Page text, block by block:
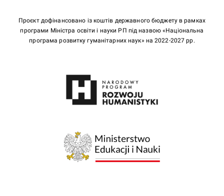
Проєкт дофінансовано із коштів державного бюджету в рамках
програми Міністра освіти і науки РП під назвою «Національна
програма розвитку гуманітарних наук» на 2022-2027 рр.